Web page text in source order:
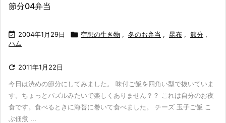
節分04弁当
 2004年1月29日  空想の生き物 , 冬のお弁当 , 昆布 , 節分 ,
ハム
 2011年1月22日
今日は渋めの節分にしてみました。 味付ご飯を四角い型で抜いていま
す。ちょっとパズルみたいで楽しくありません？？ これは自分のお夜
食です。食べるときに海苔に巻いて食べました。 チーズ 玉子ご飯 こ
ぶ佃煮 ...